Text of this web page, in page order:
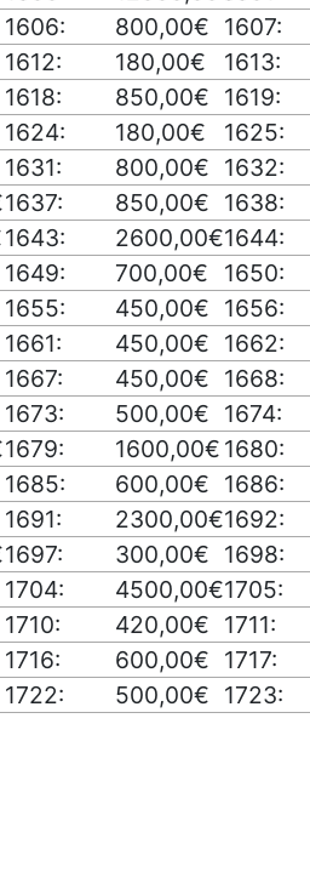
1606: 800,00€ 1607:
1612: 180,00€ 1613:
1618: 850,00€ 1619:
1624: 180,00€ 1625:
1631: 800,00€ 1632:
1637: 850,00€ 1638:
1643: 2600,00€1644:
1649: 700,00€ 1650:
1655: 450,00€ 1656:
1661: 450,00€ 1662:
1667: 450,00€ 1668:
1673: 500,00€ 1674:
1679: 1600,00€ 1680:
1685: 600,00€ 1686:
1691: 2300,00€1692:
1697: 300,00€ 1698:
1704: 4500,00€1705:
1710: 420,00€ 1711:
1716: 600,00€ 1717:
1722: 500,00€ 1723: